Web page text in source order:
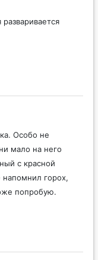
Особо не
мало на него
с красной
напомнил горох,
попробую.